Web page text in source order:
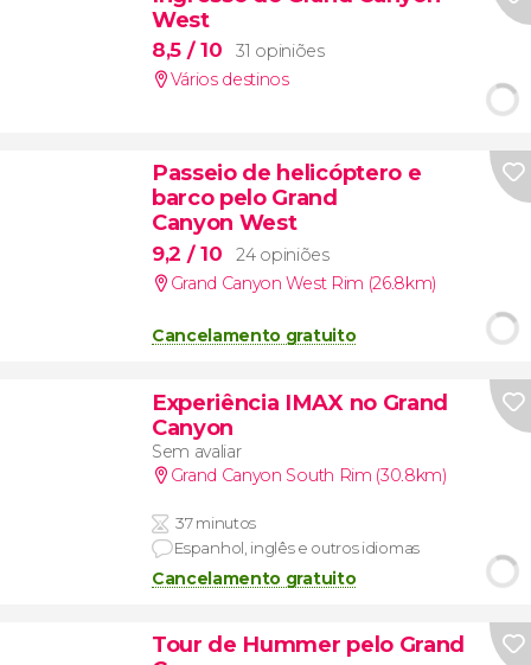
West
8,5 / 10
31 opiniões
Vários destinos
Passeio de helicóptero e
barco pelo Grand
Canyon West
9,2 / 10
24 opiniões
Grand Canyon West Rim (26.8km)
Cancelamento gratuito
Experiência IMAX no Grand
Canyon
Sem avaliar
Grand Canyon South Rim (30.8km)
37 minutos
Espanhol, inglês e outros idiomas
Cancelamento gratuito
Tour de Hummer pelo Grand